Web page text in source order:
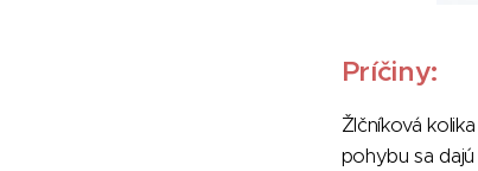
Príčiny:
Žlčníková
pohybu sa